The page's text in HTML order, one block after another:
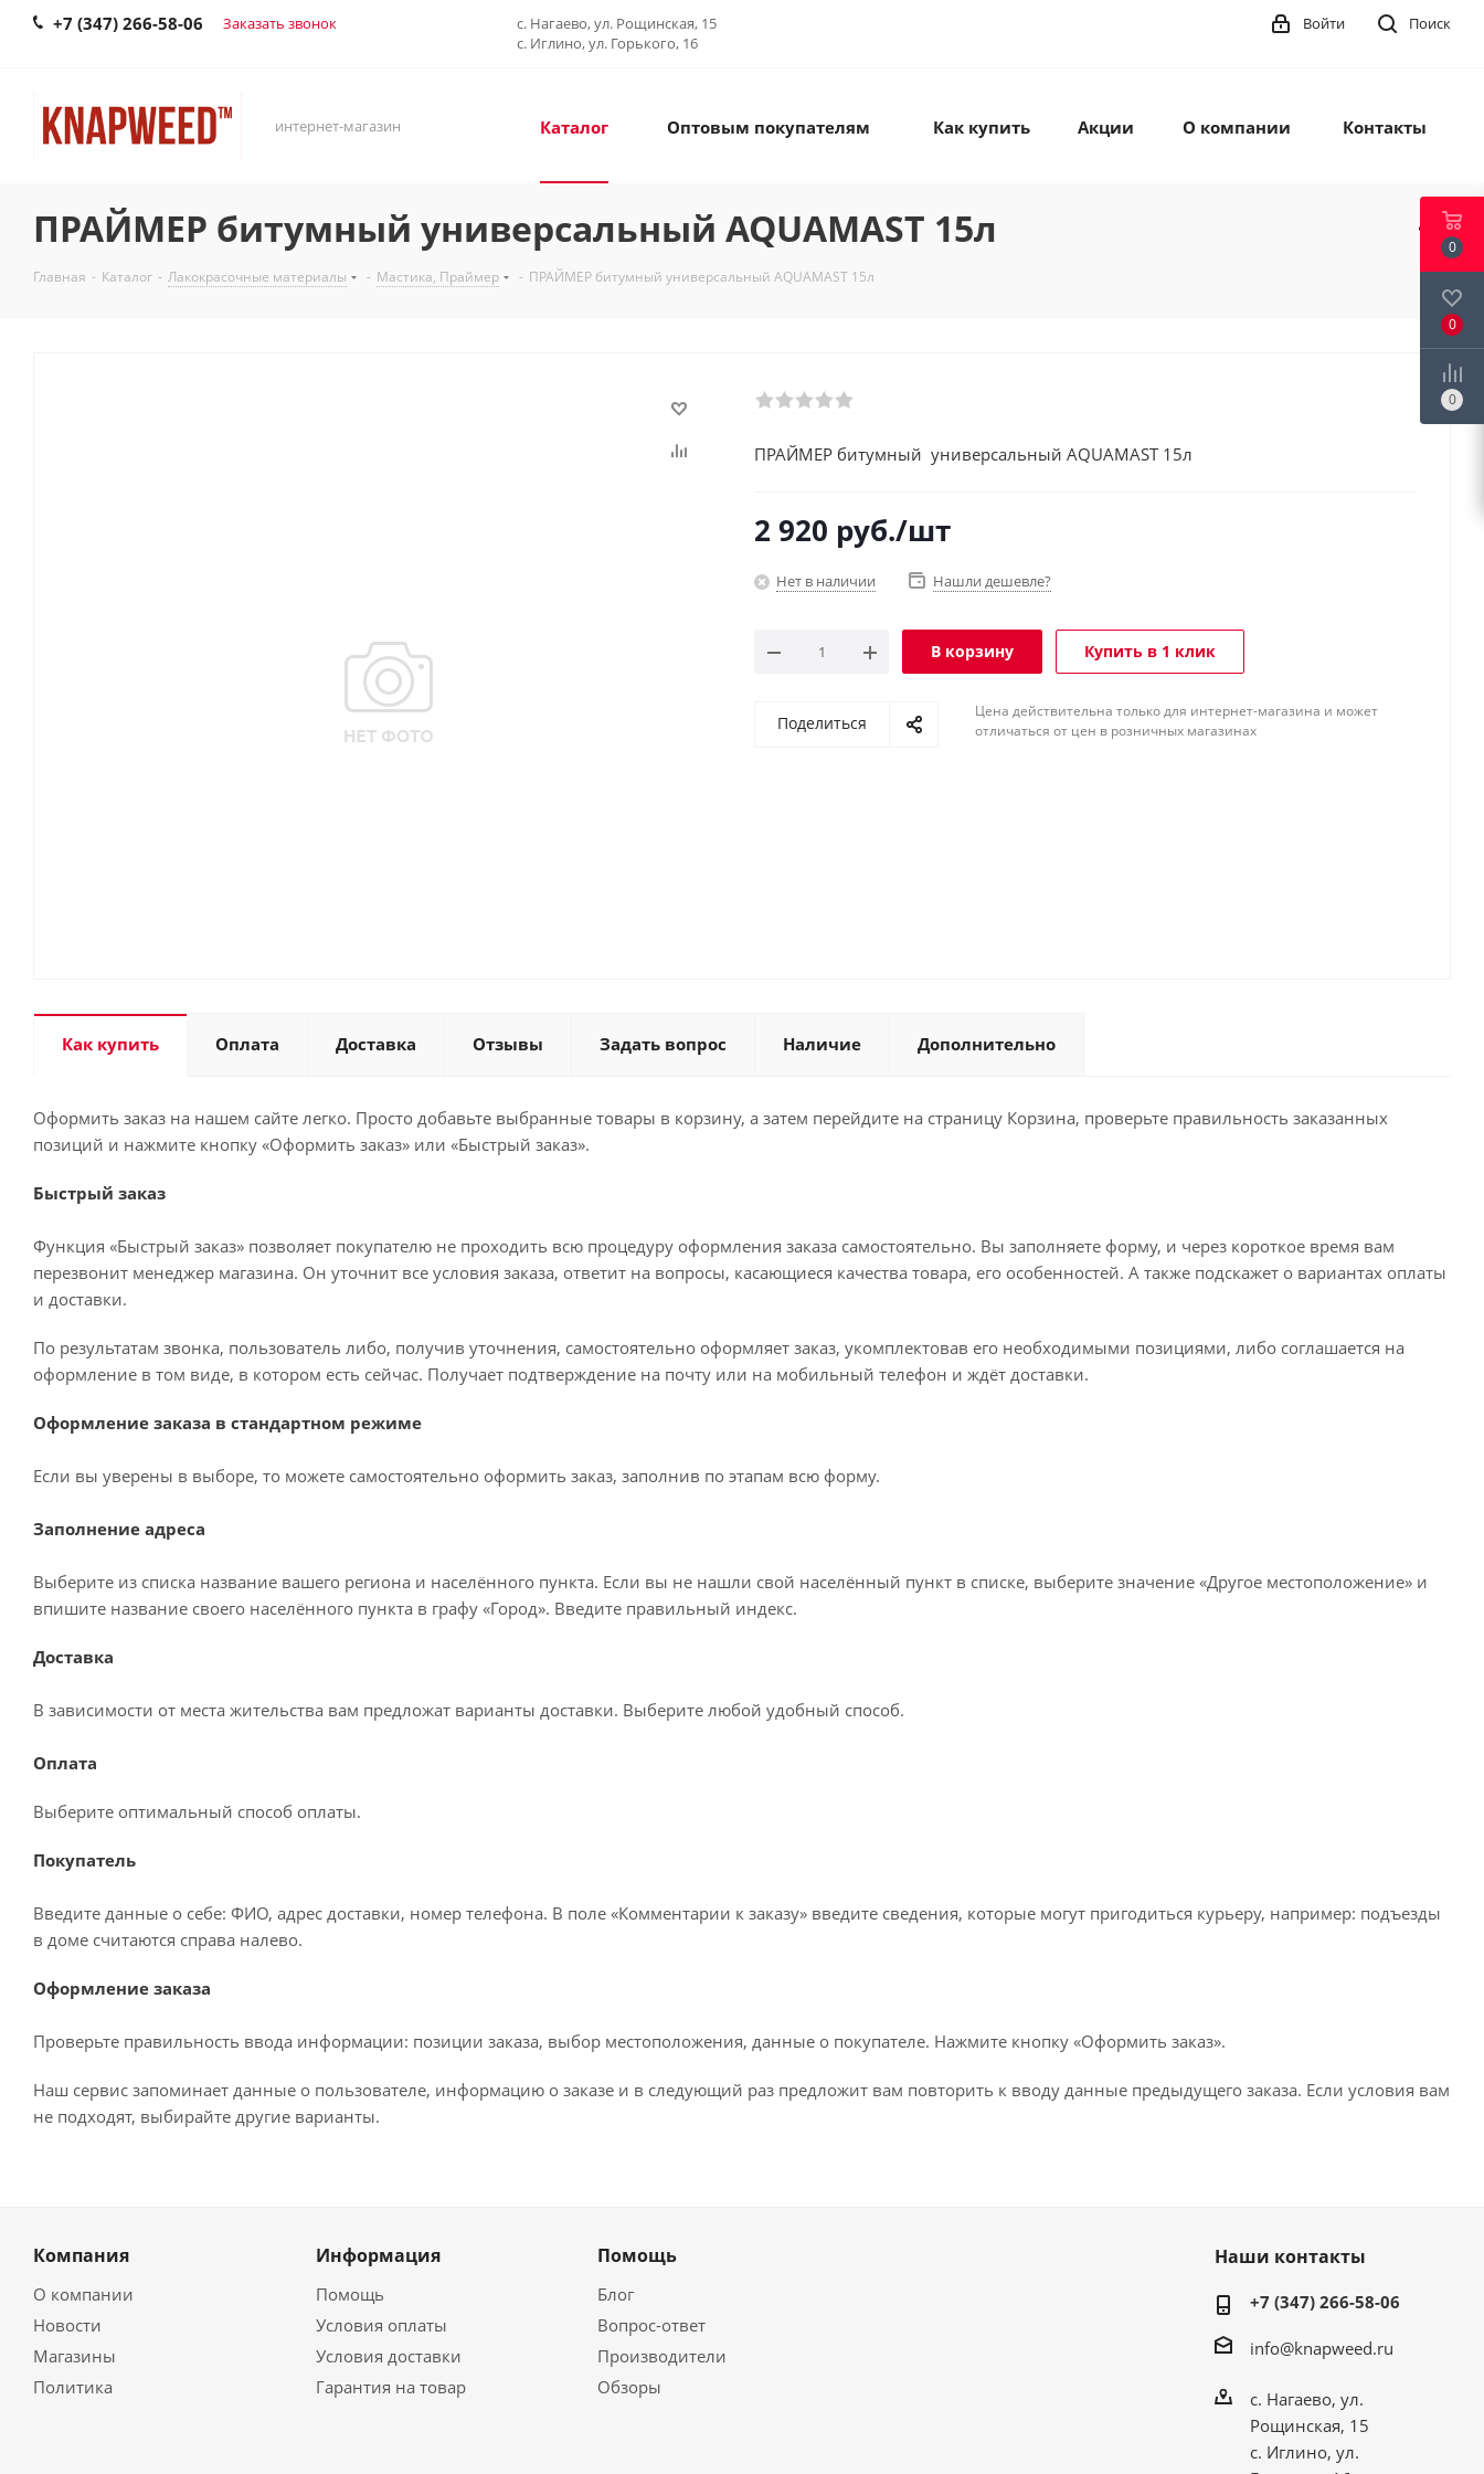
+7 (347) 266-58-06 Заказать звонок
с. Нагаево, ул. Рощинская, 15
с. Иглино, ул. Горького, 16
Поиск
Войти
интернет-магазин Каталог Оптовым покупателям Как купить Акции О компании Контакты
ПРАЙМЕР битумный универсальный AQUAMAST 15л
Главная - Каталог - Лакокрасочные материалы - Мастика, Праймер - ПРАЙМЕР битумный универсальный AQUAMAST 15л
ПРАЙМЕР битумный универсальный AQUAMAST 15л
2 920 руб./шт
Нет в наличии Нашли дешевле?
В корзину Купить в 1 клик
Поделиться
Цена действительна только для интернет-магазина и может
отличаться от цен в розничных магазинах
Как купить Оплата Доставка Отзывы Задать вопрос Наличие Дополнительно
Оформить заказ на нашем сайте легко. Просто добавьте выбранные товары в корзину, а затем перейдите на страницу Корзина, проверьте правильность заказанных
позиций и нажмите кнопку «Оформить заказ» или «Быстрый заказ».
Быстрый заказ
Функция «Быстрый заказ» позволяет покупателю не проходить всю процедуру оформления заказа самостоятельно. Вы заполняете форму, и через короткое время вам
перезвонит менеджер магазина. Он уточнит все условия заказа, ответит на вопросы, касающиеся качества товара, его особенностей. А также подскажет о вариантах оплаты
и доставки.
По результатам звонка, пользователь либо, получив уточнения, самостоятельно оформляет заказ, укомплектовав его необходимыми позициями, либо соглашается на
оформление в том виде, в котором есть сейчас. Получает подтверждение на почту или на мобильный телефон и ждёт доставки.
Оформление заказа в стандартном режиме
Если вы уверены в выборе, то можете самостоятельно оформить заказ, заполнив по этапам всю форму.
Заполнение адреса
Выберите из списка название вашего региона и населённого пункта. Если вы не нашли свой населённый пункт в списке, выберите значение «Другое местоположение» и
впишите название своего населённого пункта в графу «Город». Введите правильный индекс.
Доставка
В зависимости от места жительства вам предложат варианты доставки. Выберите любой удобный способ.
Оплата
Выберите оптимальный способ оплаты.
Покупатель
Введите данные о себе: ФИО, адрес доставки, номер телефона. В поле «Комментарии к заказу» введите сведения, которые могут пригодиться курьеру, например: подъезды
в доме считаются справа налево.
Оформление заказа
Проверьте правильность ввода информации: позиции заказа, выбор местоположения, данные о покупателе. Нажмите кнопку «Оформить заказ».
Наш сервис запоминает данные о пользователе, информацию о заказе и в следующий раз предложит вам повторить к вводу данные предыдущего заказа. Если условия вам
не подходят, выбирайте другие варианты.
Компания
О компании
Новости
Магазины
Политика
Информация
Помощь
Условия оплаты
Условия доставки
Гарантия на товар
Помощь
Блог
Вопрос-ответ
Производители
Обзоры
Наши контакты
+7 (347) 266-58-06
info@knapweed.ru
с. Нагаево, ул.
Рощинская, 15
с. Иглино, ул.
0
0
0